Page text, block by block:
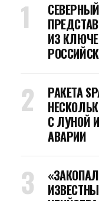
ИЗ
РАКЕТА
С ЛУНОЙ
АВАРИИ